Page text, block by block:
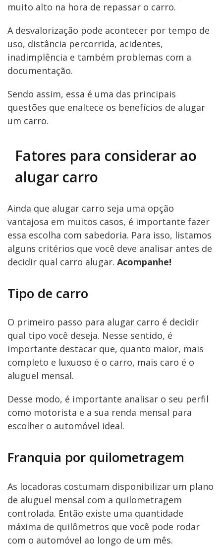
muito alto na hora de repassar o carro.
A desvalorização pode acontecer por tempo de
uso, distância percorrida, acidentes,
inadimplência e também problemas com a
documentação.
Sendo assim, essa é uma das principais
questões que enaltece os benefícios de alugar
um carro.
Fatores para considerar ao
alugar carro
Ainda que alugar carro seja uma opção
vantajosa em muitos casos, é importante fazer
essa escolha com sabedoria. Para isso, listamos
alguns critérios que você deve analisar antes de
decidir qual carro alugar. Acompanhe!
Tipo de carro
O primeiro passo para alugar carro é decidir
qual tipo você deseja. Nesse sentido, é
importante destacar que, quanto maior, mais
completo e luxuoso é o carro, mais caro é o
aluguel mensal.
Desse modo, é importante analisar o seu perfil
como motorista e a sua renda mensal para
escolher o automóvel ideal.
Franquia por quilometragem
As locadoras costumam disponibilizar um plano
de aluguel mensal com a quilometragem
controlada. Então existe uma quantidade
máxima de quilômetros que você pode rodar
com o automóvel ao longo de um mês.